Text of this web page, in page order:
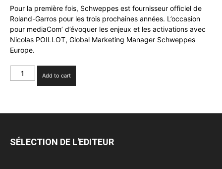
Pour la première fois, Schweppes est fournisseur officiel de
Roland-Garros pour les trois prochaines années. L’occasion
pour mediaCom’ d’évoquer les enjeux et les activations avec
Nicolas POILLOT, Global Marketing Manager Schweppes
Europe.
Nicolas
POILLOT
«Roland-
une
Add to cart
SÉLECTION DE L'EDITEUR